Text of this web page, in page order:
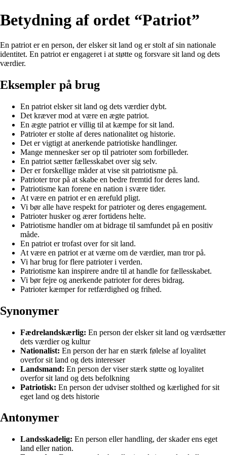
Betydning af ordet “Patriot”
En patriot er en person, der elsker sit land og er stolt af sin nationale
identitet. En patriot er engageret i at støtte og forsvare sit land og dets
værdier.
Eksempler på brug
En patriot elsker sit land og dets værdier dybt.
Det kræver mod at være en ægte patriot.
En ægte patriot er villig til at kæmpe for sit land.
Patrioter er stolte af deres nationalitet og historie.
Det er vigtigt at anerkende patriotiske handlinger.
Mange mennesker ser op til patrioter som forbilleder.
En patriot sætter fællesskabet over sig selv.
Der er forskellige måder at vise sit patriotisme på.
Patrioter tror på at skabe en bedre fremtid for deres land.
Patriotisme kan forene en nation i svære tider.
At være en patriot er en ærefuld pligt.
Vi bør alle have respekt for patrioter og deres engagement.
Patrioter husker og ærer fortidens helte.
Patriotisme handler om at bidrage til samfundet på en positiv
måde.
En patriot er trofast over for sit land.
At være en patriot er at værne om de værdier, man tror på.
Vi har brug for flere patrioter i verden.
Patriotisme kan inspirere andre til at handle for fællesskabet.
Vi bør fejre og anerkende patrioter for deres bidrag.
Patrioter kæmper for retfærdighed og frihed.
Synonymer
Fædrelandskærlig: En person der elsker sit land og værdsætter
dets værdier og kultur
Nationalist: En person der har en stærk følelse af loyalitet
overfor sit land og dets interesser
Landsmand: En person der viser stærk støtte og loyalitet
overfor sit land og dets befolkning
Patriotisk: En person der udviser stolthed og kærlighed for sit
eget land og dets historie
Antonymer
Landsskadelig: En person eller handling, der skader ens eget
land eller nation.